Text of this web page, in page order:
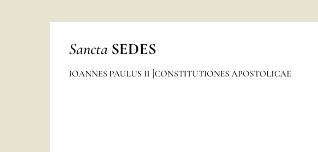
Sancta SEDES
IOANNES PAULUS II CONSTITUTIONES APOSTOLICAE